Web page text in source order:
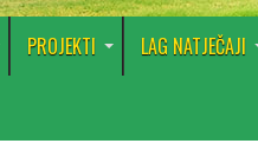
PROJEKTI LAG NATJEČAJI